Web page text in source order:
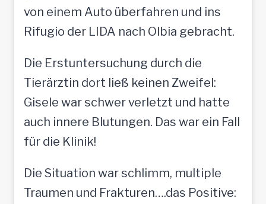
von einem Auto überfahren und ins
Rifugio der LIDA nach Olbia gebracht.
Die Erstuntersuchung durch die
Tierärztin dort ließ keinen Zweifel:
Gisele war schwer verletzt und hatte
auch innere Blutungen. Das war ein Fall
für die Klinik!
Die Situation war schlimm, multiple
Traumen und Frakturen….das Positive: